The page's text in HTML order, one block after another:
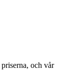
och vår